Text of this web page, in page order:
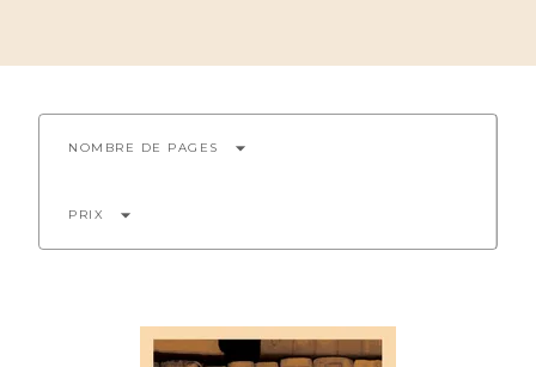
NOMBRE DE PAGES arrow_drop_down
PRIX arrow_drop_down